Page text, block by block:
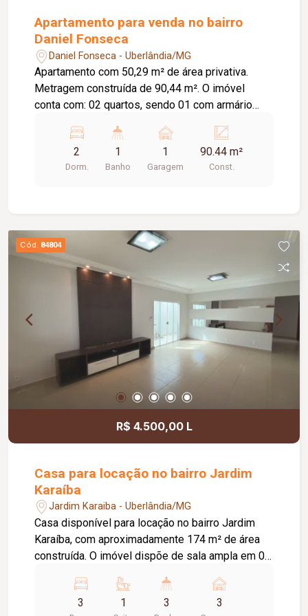
Apartamento para venda no bairro
Daniel Fonseca
Daniel Fonseca - Uberlândia/MG
Apartamento com 50,29 m² de área privativa.
Metragem construída de 90,44 m². O imóvel
conta com: 02 quartos, sendo 01 com armário
ambientes; Banheiro social com armário e box em
blindex; Cozinha com armário; Lavanderia; 01
vaga de garagem coberta; O condomínio oferece:
proporcionando conforto e praticidade para o dia
a dia.
2
Dorm.
1
Banho
1
Garagem
90.44 m²
Const.
Cód. 84804
R$ 4.500,00 L
Casa para locação no bairro Jardim
Karaíba
Jardim Karaiba - Uberlândia/MG
Casa disponível para locação no bairro Jardim
Karaíba, com aproximadamente 174 m² de área
construída. O imóvel dispõe de sala ampla em 02
01 suíte, banheiro social com armário, cozinha
americana planejada com armários, fogão
3 1 3 3